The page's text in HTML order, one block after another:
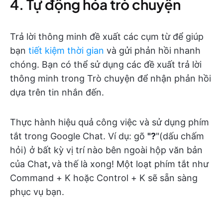
4. Tự động hóa trò chuyện
Trả lời thông minh đề xuất các cụm từ để giúp
bạn tiết kiệm thời gian và gửi phản hồi nhanh
chóng. Bạn có thể sử dụng các đề xuất trả lời
thông minh trong Trò chuyện để nhận phản hồi
dựa trên tin nhắn đến.
Thực hành hiệu quả công việc và sử dụng phím
tắt trong Google Chat. Ví dụ: gõ "?"(dấu chấm
hỏi) ở bất kỳ vị trí nào bên ngoài hộp văn bản
của Chat,và thế là xong! Một loạt phím tắt như
Command + K hoặc Control + K sẽ sẵn sàng
phục vụ bạn.